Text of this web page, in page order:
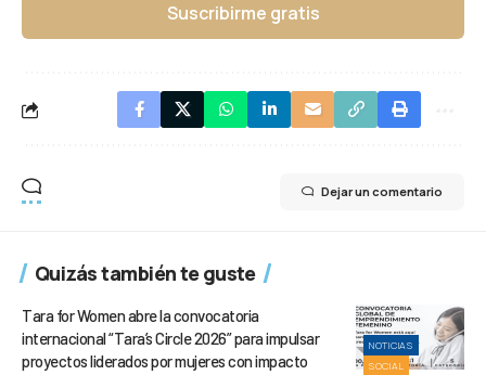
Suscribirme gratis
Dejar un comentario
Quizás también te guste
NOTICIAS
SOCIAL
Tara for Women abre la convocatoria
internacional “Tara’s Circle 2026” para impulsar
proyectos liderados por mujeres con impacto